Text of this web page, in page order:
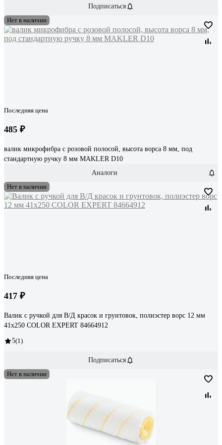
Подписаться
Нет в наличии
Последняя цена
485 ₽
валик микрофибра с розовой полосой, высота ворса 8 мм, под
стандартную ручку 8 мм MAKLER D10
Аналоги
Нет в наличии
Последняя цена
417 ₽
Валик с ручкой для В/Д красок и грунтовок, полиэстер ворс 12 мм
41х250 COLOR EXPERT 84664912
5(1)
Подписаться
Нет в наличии